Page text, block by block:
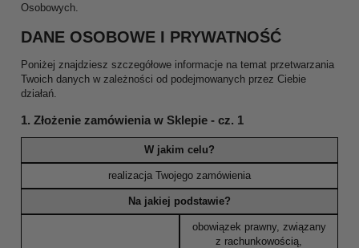
Osobowych.
DANE OSOBOWE I PRYWATNOŚĆ
Poniżej znajdziesz szczegółowe informacje na temat przetwarzania
Twoich danych w zależności od podejmowanych przez Ciebie
działań.
1. Złożenie zamówienia w Sklepie - cz. 1
W jakim celu?
realizacja Twojego zamówienia
Na jakiej podstawie?
obowiązek prawny, związany
z rachunkowością,